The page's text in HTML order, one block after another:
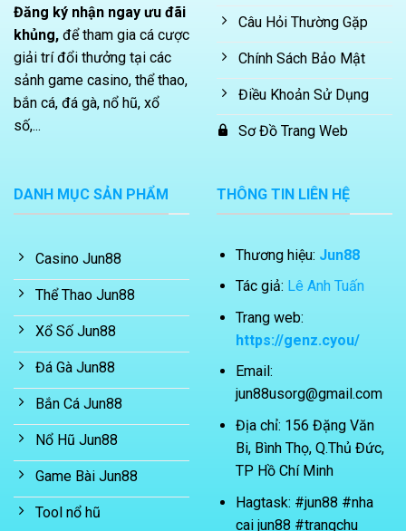
Đăng ký nhận ngay ưu đãi
khủng, để tham gia cá cược
giải trí đổi thưởng tại các
sảnh game casino, thể thao,
bắn cá, đá gà, nổ hũ, xổ
số,...
Câu Hỏi Thường Gặp
Chính Sách Bảo Mật
Điều Khoản Sử Dụng
Sơ Đồ Trang Web
DANH MỤC SẢN PHẨM
Casino Jun88
Thể Thao Jun88
Xổ Số Jun88
Đá Gà Jun88
Bắn Cá Jun88
Nổ Hũ Jun88
Game Bài Jun88
Tool nổ hũ
THÔNG TIN LIÊN HỆ
Thương hiệu: Jun88
Tác giả: Lê Anh Tuấn
Trang web:
https://genz.cyou/
Email:
jun88usorg@gmail.com
Địa chỉ: 156 Đặng Văn
Bi, Bình Thọ, Q.Thủ Đức,
TP Hồ Chí Minh
Hagtask: #jun88 #nha
cai jun88 #trangchu